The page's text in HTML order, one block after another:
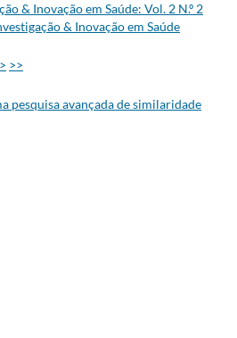
& Inovação em Saúde: Vol. 2 N.º 2
& Inovação em Saúde
> >>
pesquisa avançada de similaridade